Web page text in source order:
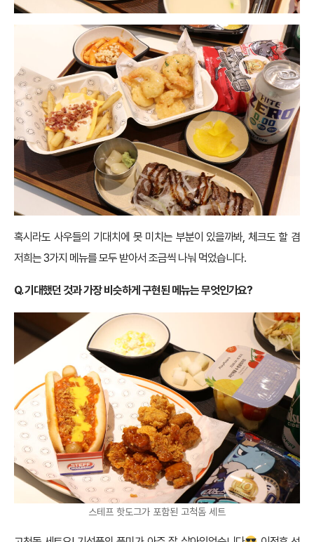
혹시라도 사우들의 기대치에 못 미치는 부분이 있을까봐, 체크도 할 겸
저희는 3가지 메뉴를 모두 받아서 조금씩 나눠 먹었습니다.
Q. 기대했던 것과 가장 비슷하게 구현된 메뉴는 무엇인가요?
스테프 핫도그가 포함된 고척돔 세트